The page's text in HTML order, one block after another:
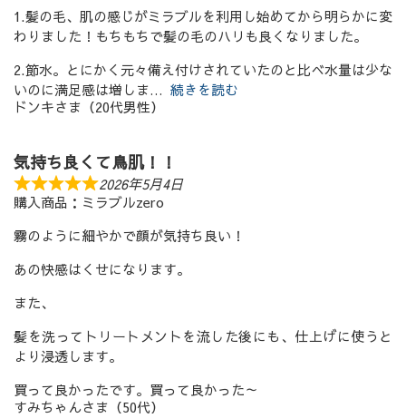
1.髪の毛、肌の感じがミラブルを利用し始めてから明らかに変
わりました！もちもちで髪の毛のハリも良くなりました。
2.節水。とにかく元々備え付けされていたのと比べ水量は少な
いのに満足感は増しま
続きを読む
ドンキさま（20代男性）
気持ち良くて鳥肌！！
2026年5月4日
購入商品：ミラブルzero
霧のように細やかで顔が気持ち良い！
あの快感はくせになります。
また、
髪を洗ってトリートメントを流した後にも、仕上げに使うと
より浸透します。
買って良かったです。買って良かった～
すみちゃんさま（50代）